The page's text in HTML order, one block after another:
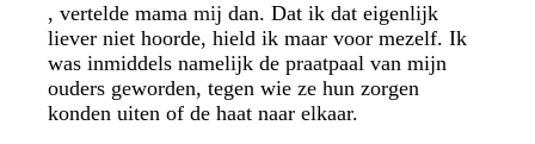
, vertelde mama mij dan. Dat ik dat eigenlijk
liever niet hoorde, hield ik maar voor mezelf. Ik
was inmiddels namelijk de praatpaal van mijn
ouders geworden, tegen wie ze hun zorgen
konden uiten of de haat naar elkaar.